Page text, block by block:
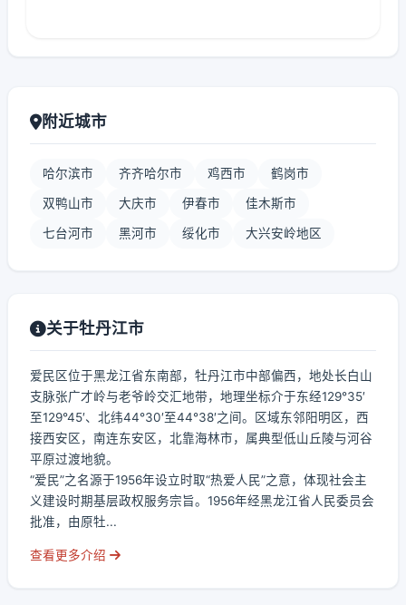
附近城市
哈尔滨市 齐齐哈尔市 鸡西市 鹤岗市
双鸭山市 大庆市 伊春市 佳木斯市
七台河市 黑河市 绥化市 大兴安岭地区
关于牡丹江市
爱民区位于黑龙江省东南部，牡丹江市中部偏西，地处长白山
支脉张广才岭与老爷岭交汇地带，地理坐标介于东经129°35′
至129°45′、北纬44°30′至44°38′之间。区域东邻阳明区，西
接西安区，南连东安区，北靠海林市，属典型低山丘陵与河谷
平原过渡地貌。
“爱民”之名源于1956年设立时取“热爱人民”之意，体现社会主
义建设时期基层政权服务宗旨。1956年经黑龙江省人民委员会
批准，由原牡...
查看更多介绍